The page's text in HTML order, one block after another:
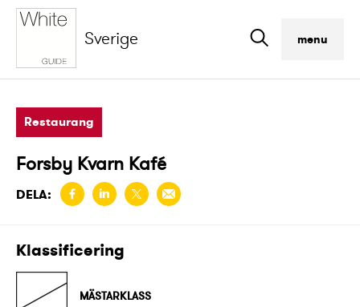
Sverige menu
Restaurang
Forsby Kvarn Kafé
DELA:
Klassificering
MÄSTARKLASS